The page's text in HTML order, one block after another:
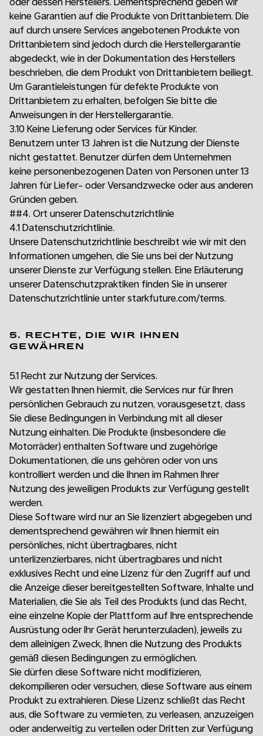
keine Garantien auf die Produkte von Drittanbietern. Die
auf durch unsere Services angebotenen Produkte von
Drittanbietern sind jedoch durch die Herstellergarantie
abgedeckt, wie in der Dokumentation des Herstellers
beschrieben, die dem Produkt von Drittanbietern beiliegt.
Um Garantieleistungen für defekte Produkte von
Drittanbietern zu erhalten, befolgen Sie bitte die
Anweisungen in der Herstellergarantie.
3.10 Keine Lieferung oder Services für Kinder.
Benutzern unter 13 Jahren ist die Nutzung der Dienste
nicht gestattet. Benutzer dürfen dem Unternehmen
keine personenbezogenen Daten von Personen unter 13
Jahren für Liefer- oder Versandzwecke oder aus anderen
Gründen geben.
##4. Ort unserer Datenschutzrichtlinie
4.1 Datenschutzrichtlinie.
Unsere Datenschutzrichtlinie beschreibt wie wir mit den
Informationen umgehen, die Sie uns bei der Nutzung
unserer Dienste zur Verfügung stellen. Eine Erläuterung
unserer Datenschutzpraktiken finden Sie in unserer
Datenschutzrichtlinie unter starkfuture.com/terms.
5. RECHTE, DIE WIR IHNEN
GEWÄHREN
5.1 Recht zur Nutzung der Services.
Wir gestatten Ihnen hiermit, die Services nur für Ihren
persönlichen Gebrauch zu nutzen, vorausgesetzt, dass
Sie diese Bedingungen in Verbindung mit all dieser
Nutzung einhalten. Die Produkte (insbesondere die
Motorräder) enthalten Software und zugehörige
Dokumentationen, die uns gehören oder von uns
kontrolliert werden und die Ihnen im Rahmen Ihrer
Nutzung des jeweiligen Produkts zur Verfügung gestellt
werden.
Diese Software wird nur an Sie lizenziert abgegeben und
dementsprechend gewähren wir Ihnen hiermit ein
persönliches, nicht übertragbares, nicht
unterlizenzierbares, nicht übertragbares und nicht
exklusives Recht und eine Lizenz für den Zugriff auf und
die Anzeige dieser bereitgestellten Software, Inhalte und
Materialien, die Sie als Teil des Produkts (und das Recht,
eine einzelne Kopie der Plattform auf Ihre entsprechende
Ausrüstung oder Ihr Gerät herunterzuladen), jeweils zu
dem alleinigen Zweck, Ihnen die Nutzung des Produkts
gemäß diesen Bedingungen zu ermöglichen.
Sie dürfen diese Software nicht modifizieren,
dekompilieren oder versuchen, diese Software aus einem
Produkt zu extrahieren. Diese Lizenz schließt das Recht
aus, die Software zu vermieten, zu verleasen, anzuzeigen
oder anderweitig zu verteilen oder Dritten zur Verfügung